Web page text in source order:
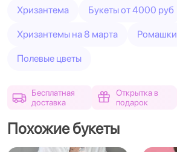
Хризантема Букеты от 4000 руб
Хризантемы на 8 марта Ромашки
Полевые цветы
Бесплатная
доставка
Открытка в
подарок
Похожие букеты